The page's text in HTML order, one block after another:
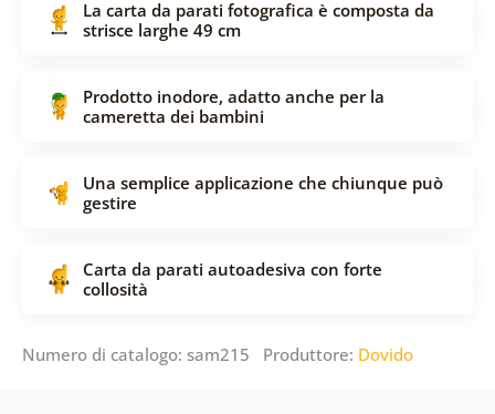
La carta da parati fotografica è composta da
strisce larghe 49 cm
Prodotto inodore, adatto anche per la
cameretta dei bambini
Una semplice applicazione che chiunque può
gestire
Carta da parati autoadesiva con forte
collosità
Numero di catalogo: sam215 Produttore: Dovido